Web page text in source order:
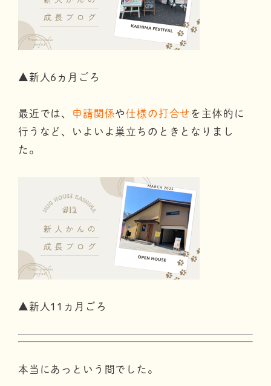
▲新人6ヵ月ごろ
最近では、 申請関係や仕様の打合せ を主体的に
行うなど、いよいよ巣立ちのときとなりまし
た。
▲新人11ヵ月ごろ
本当にあっという間でした。